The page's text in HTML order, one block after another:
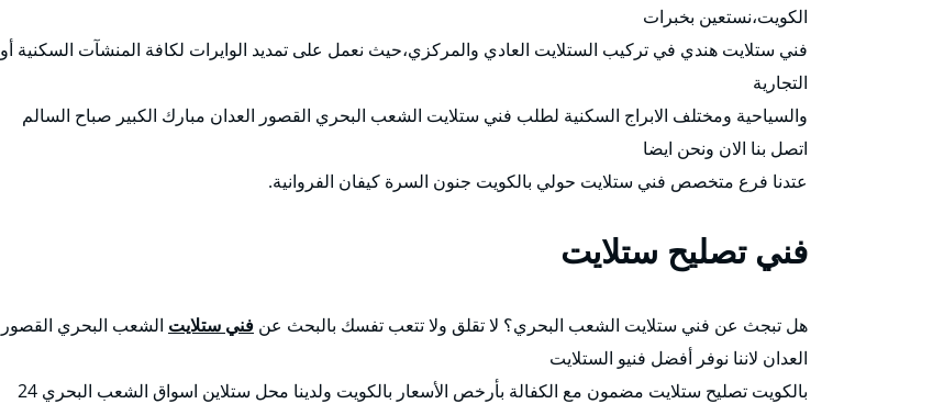
الكويت،نستعين بخبرات
فني ستلايت هندي في تركيب الستلايت العادي والمركزي،حيث نعمل على تمديد الوايرات لكافة المنشآت السكنية أو
التجارية
والسياحية ومختلف الابراج السكنية لطلب فني ستلايت الشعب البحري القصور العدان مبارك الكبير صباح السالم
اتصل بنا الان ونحن ايضا
عتدنا فرع متخصص فني ستلايت حولي بالكويت جنون السرة كيفان الفروانية.
فني تصليح ستلايت
هل تبجث عن فني ستلايت الشعب البحري؟ لا تقلق ولا تتعب تفسك بالبحث عن فني ستلايت الشعب البحري القصور
العدان لاننا نوفر أفضل فنيو الستلايت
بالكويت تصليح ستلايت مضمون مع الكفالة بأرخص الأسعار بالكويت ولدينا محل ستلاين اسواق الشعب البحري 24